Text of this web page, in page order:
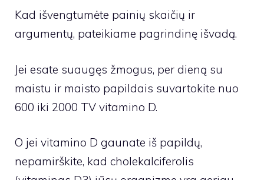
Kad išvengtumėte painių skaičių ir
argumentų, pateikiame pagrindinę išvadą.
Jei esate suaugęs žmogus, per dieną su
maistu ir maisto papildais suvartokite nuo
600 iki 2000 TV vitamino D.
O jei vitamino D gaunate iš papildų,
nepamirškite, kad cholekalciferolis